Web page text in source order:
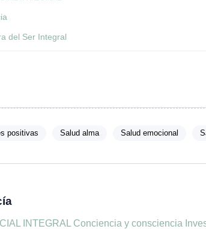
del Ser Integral
positivas Salud alma Salud emocional
INTEGRAL Conciencia y consciencia